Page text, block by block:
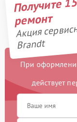
ремонт
Акция
Brandt
При
действует